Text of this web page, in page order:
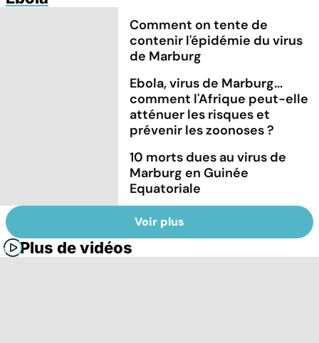
Comment on tente de
contenir l'épidémie du virus
de Marburg
Ebola, virus de Marburg...
comment l'Afrique peut-elle
atténuer les risques et
prévenir les zoonoses ?
10 morts dues au virus de
Marburg en Guinée
Equatoriale
Voir plus
Plus de vidéos